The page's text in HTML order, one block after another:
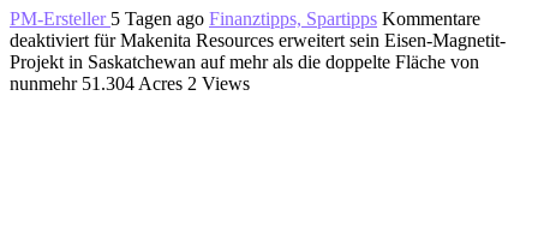
PM-Ersteller 5 Tagen ago Finanztipps, Spartipps Kommentare
deaktiviert für Makenita Resources erweitert sein Eisen-Magnetit-
Projekt in Saskatchewan auf mehr als die doppelte Fläche von
nunmehr 51.304 Acres 2 Views